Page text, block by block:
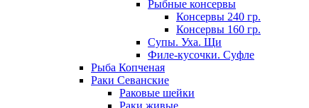
Рыбные консервы
Консервы 240 гр.
Консервы 160 гр.
Супы. Уха. Щи
Филе-кусочки. Суфле
Рыба Копченая
Раки Севанские
Раковые шейки
Раки живые